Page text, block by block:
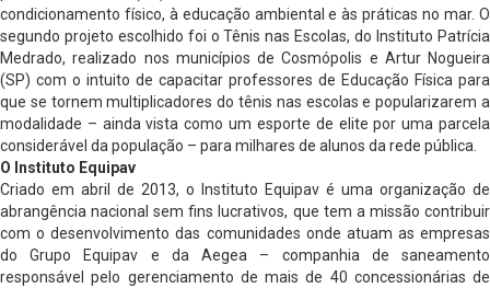
condicionamento físico, à educação ambiental e às práticas no mar. O
segundo projeto escolhido foi o Tênis nas Escolas, do Instituto Patrícia
Medrado, realizado nos municípios de Cosmópolis e Artur Nogueira
(SP) com o intuito de capacitar professores de Educação Física para
que se tornem multiplicadores do tênis nas escolas e popularizarem a
modalidade – ainda vista como um esporte de elite por uma parcela
considerável da população – para milhares de alunos da rede pública.
O Instituto Equipav
Criado em abril de 2013, o Instituto Equipav é uma organização de
abrangência nacional sem fins lucrativos, que tem a missão contribuir
com o desenvolvimento das comunidades onde atuam as empresas
do Grupo Equipav e da Aegea – companhia de saneamento
responsável pelo gerenciamento de mais de 40 concessionárias de